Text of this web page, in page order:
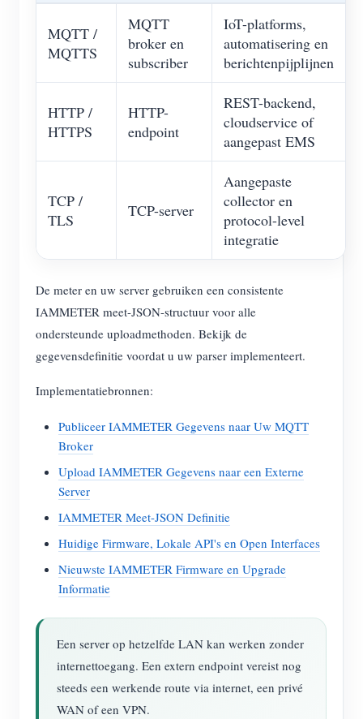
MQTT /
MQTTS
MQTT
broker en
subscriber
IoT-platforms,
automatisering en
berichtenpijplijnen
HTTP /
HTTPS
HTTP-
endpoint
REST-backend,
cloudservice of
aangepast EMS
TCP /
TLS
TCP-server
Aangepaste
collector en
protocol-level
integratie
De meter en uw server gebruiken een consistente
IAMMETER meet-JSON-structuur voor alle
ondersteunde uploadmethoden. Bekijk de
gegevensdefinitie voordat u uw parser implementeert.
Implementatiebronnen:
Publiceer IAMMETER Gegevens naar Uw MQTT
Broker
Upload IAMMETER Gegevens naar een Externe
Server
IAMMETER Meet-JSON Definitie
Huidige Firmware, Lokale API's en Open Interfaces
Nieuwste IAMMETER Firmware en Upgrade
Informatie
Een server op hetzelfde LAN kan werken zonder
internettoegang. Een extern endpoint vereist nog
steeds een werkende route via internet, een privé
WAN of een VPN.